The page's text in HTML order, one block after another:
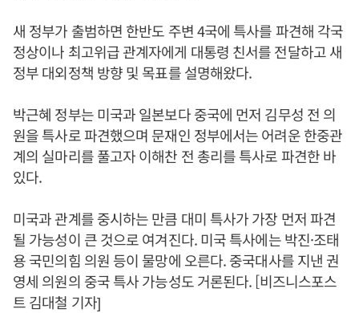
새 정부가 출범하면 한반도 주변 4국에 특사를 파견해 각국
정상이나 최고위급 관계자에게 대통령 친서를 전달하고 새
정부 대외정책 방향 및 목표를 설명해왔다.
박근혜 정부는 미국과 일본보다 중국에 먼저 김무성 전 의
원을 특사로 파견했으며 문재인 정부에서는 어려운 한중관
계의 실마리를 풀고자 이해찬 전 총리를 특사로 파견한 바
있다.
미국과 관계를 중시하는 만큼 대미 특사가 가장 먼저 파견
될 가능성이 큰 것으로 여겨진다. 미국 특사에는 박진·조태
용 국민의힘 의원 등이 물망에 오른다. 중국대사를 지낸 권
영세 의원의 중국 특사 가능성도 거론된다. [비즈니스포스
트 김대철 기자]